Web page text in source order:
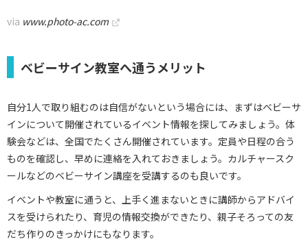
via www.photo-ac.com
ベビーサイン教室へ通うメリット
自分1人で取り組むのは自信がないという場合には、まずはベビーサ
インについて開催されているイベント情報を探してみましょう。体
験会などは、全国でたくさん開催されています。定員や日程の合う
ものを確認し、早めに連絡を入れておきましょう。カルチャースク
ールなどのベビーサイン講座を受講するのも良いです。
イベントや教室に通うと、上手く進まないときに講師からアドバイ
スを受けられたり、育児の情報交換ができたり、親子そろっての友
だち作りのきっかけにもなります。